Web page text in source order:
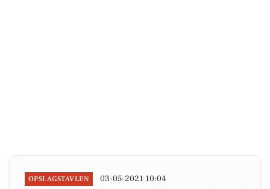
OPSLAGSTAVLEN 03-05-2021 10:04